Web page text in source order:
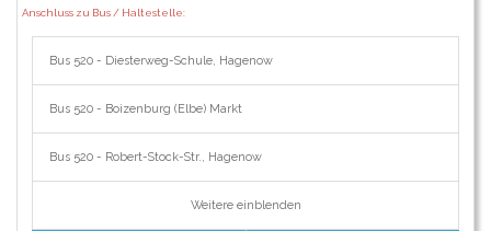
Anschluss zu Bus / Haltestelle:
Bus 520 - Diesterweg-Schule, Hagenow
Bus 520 - Boizenburg (Elbe) Markt
Bus 520 - Robert-Stock-Str., Hagenow
Weitere einblenden